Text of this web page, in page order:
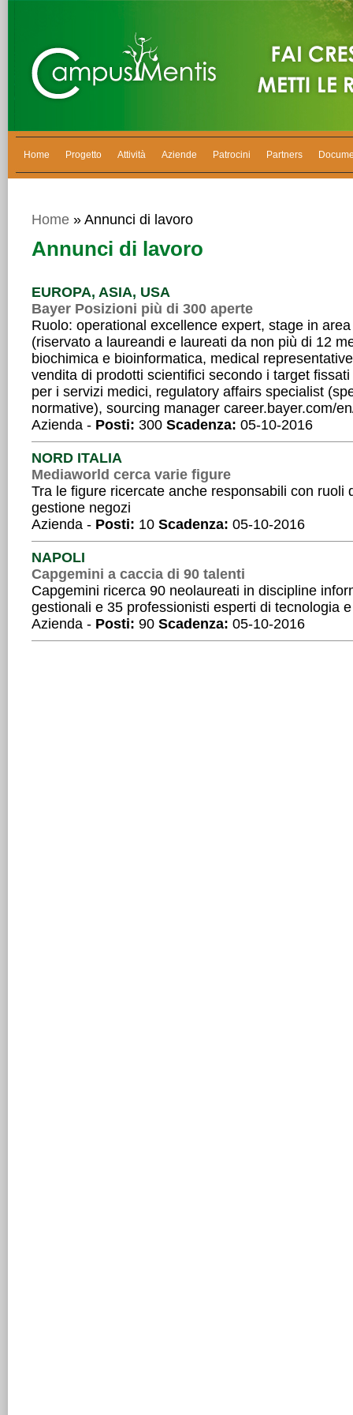
Home Progetto Attività Aziende Patrocini Partners
Home » Annunci di lavoro
Annunci di lavoro
EUROPA, ASIA, USA
Bayer Posizioni più di 300 aperte
Ruolo: operational excellence expert, stage in
(riservato a laureandi e laureati da non più di 12
biochimica e bioinformatica, medical
vendita di prodotti scientifici secondo i target
per i servizi medici, regulatory affairs specialist
normative), sourcing manager career.bayer.com/
Azienda - Posti: 300 Scadenza: 05-10-2016
NORD ITALIA
Mediaworld cerca varie figure
Tra le figure ricercate anche responsabili con ruoli
gestione negozi
Azienda - Posti: 10 Scadenza: 05-10-2016
NAPOLI
Capgemini a caccia di 90 talenti
Capgemini ricerca 90 neolaureati in discipline
gestionali e 35 professionisti esperti di tecnologia
Azienda - Posti: 90 Scadenza: 05-10-2016